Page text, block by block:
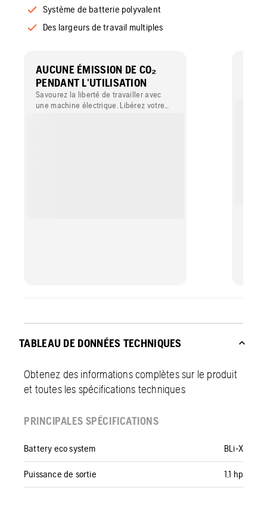
Système de batterie polyvalent
Des largeurs de travail multiples
AUCUNE ÉMISSION DE CO₂
PENDANT L'UTILISATION
Savourez la liberté de travailler avec
une machine électrique. Libérez votre
TABLEAU DE DONNÉES TECHNIQUES
Obtenez des informations complètes sur le produit
et toutes les spécifications techniques
PRINCIPALES SPÉCIFICATIONS
Battery eco system BLi-X
Puissance de sortie 1,1 hp